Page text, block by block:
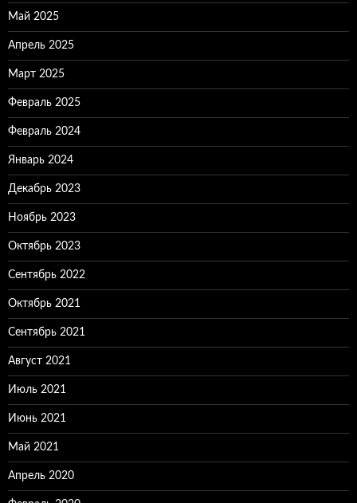
Май 2025
Апрель 2025
Март 2025
Февраль 2025
Февраль 2024
Январь 2024
Декабрь 2023
Ноябрь 2023
Октябрь 2023
Сентябрь 2022
Октябрь 2021
Сентябрь 2021
Август 2021
Июль 2021
Июнь 2021
Май 2021
Апрель 2020